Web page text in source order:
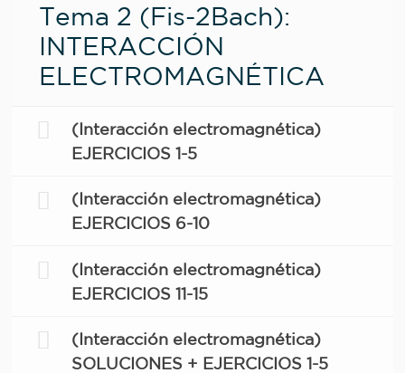
Tema 2 (Fis-2Bach):
INTERACCIÓN
ELECTROMAGNÉTICA
(Interacción electromagnética)
EJERCICIOS 1-5
(Interacción electromagnética)
EJERCICIOS 6-10
(Interacción electromagnética)
EJERCICIOS 11-15
(Interacción electromagnética)
SOLUCIONES + EJERCICIOS 1-5